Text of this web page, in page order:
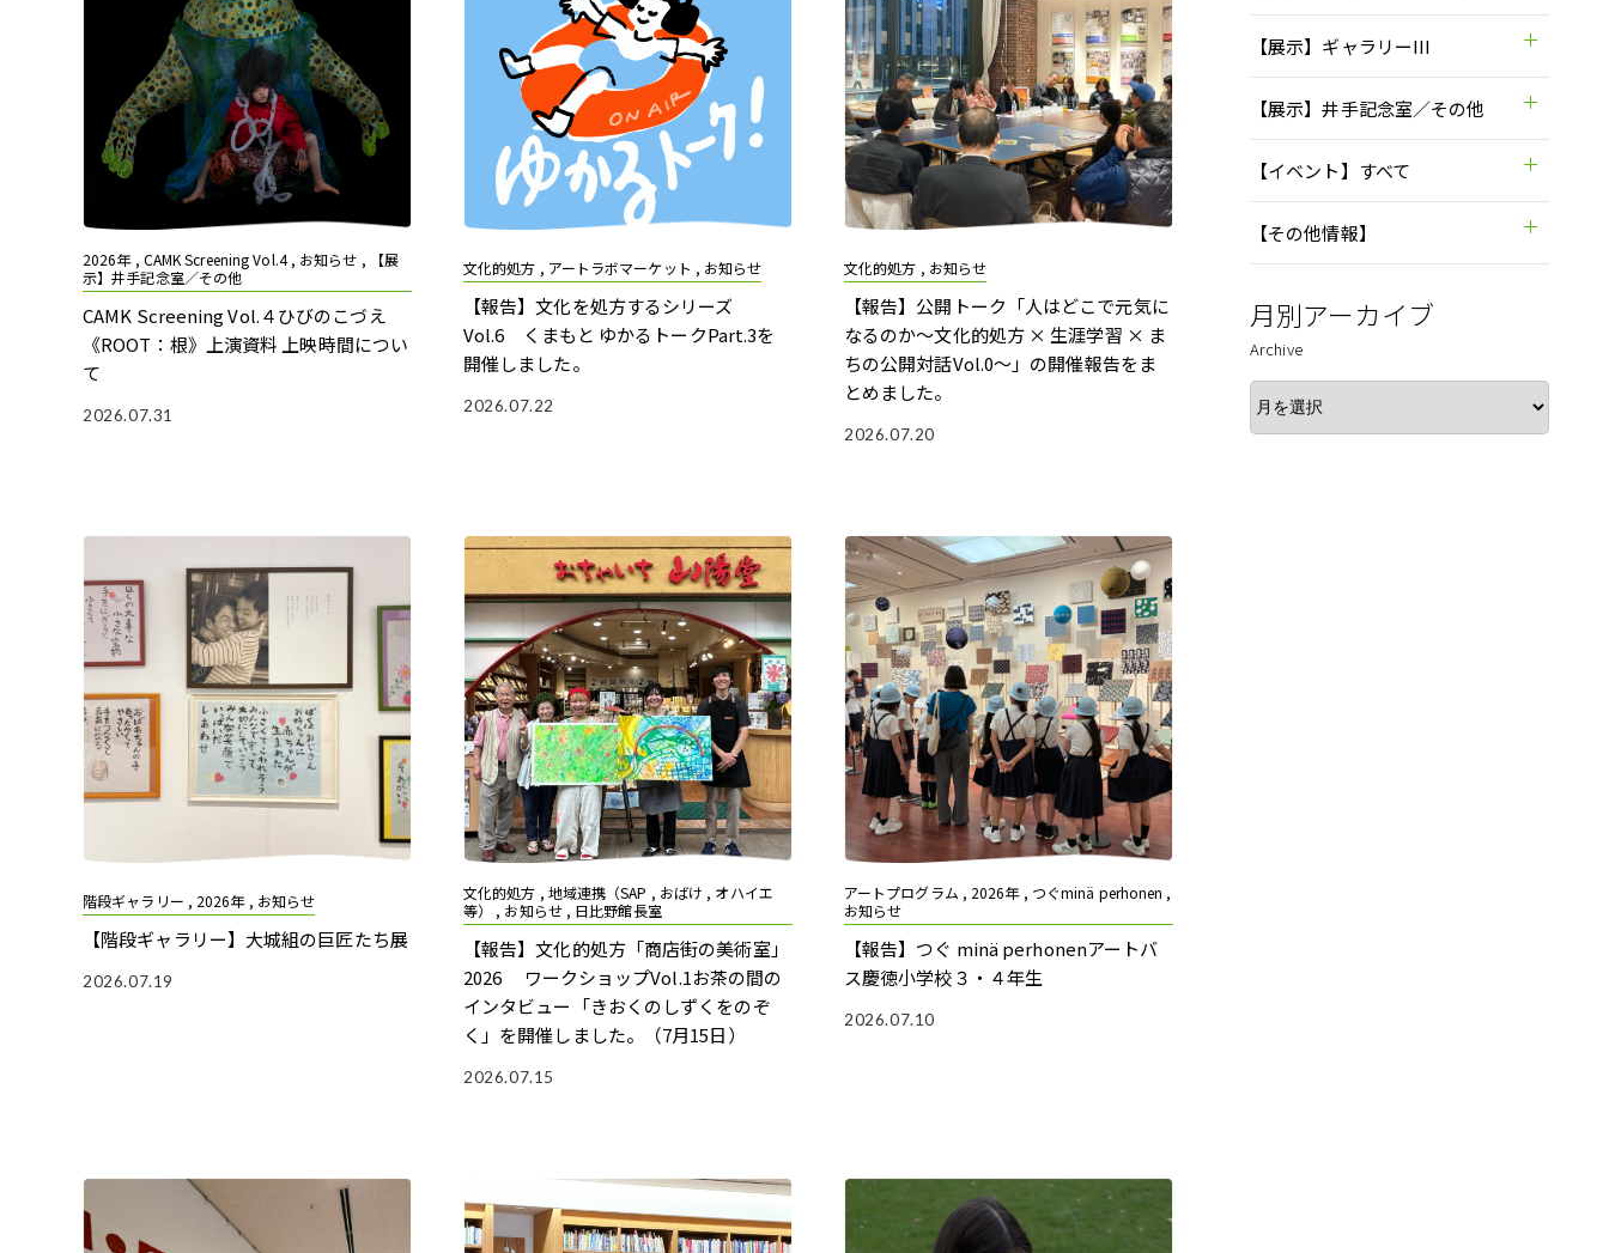
2026年 , CAMK Screening Vol.4 , お知らせ , 【展
示】井手記念室／その他
CAMK Screening Vol.４ひびのこづえ
《ROOT：根》上演資料 上映時間につい
て
2026.07.31
文化的処方 , アートラボマーケット , お知らせ
【報告】文化を処方するシリーズ
Vol.6 くまもと ゆかるトークPart.3を
開催しました。
2026.07.22
文化的処方 , お知らせ
【報告】公開トーク「人はどこで元気に
なるのか〜文化的処方 × 生涯学習 × ま
ちの公開対話Vol.0〜」の開催報告をま
とめました。
2026.07.20
階段ギャラリー , 2026年 , お知らせ
【階段ギャラリー】大城組の巨匠たち展
2026.07.19
文化的処方 , 地域連携（SAP , おばけ , オハイエ
等） , お知らせ , 日比野館長室
【報告】文化的処方「商店街の美術室」
2026 ワークショップVol.1お茶の間の
インタビュー「きおくのしずくをのぞ
く」を開催しました。（7月15日）
2026.07.15
アートプログラム , 2026年 , つぐminä perhonen ,
お知らせ
【報告】つぐ minä perhonenアートバ
ス慶徳小学校３・４年生
2026.07.10
【展示】ギャラリーIII
【展示】井手記念室／その他
【イベント】すべて
【その他情報】
月別アーカイブ
Archive